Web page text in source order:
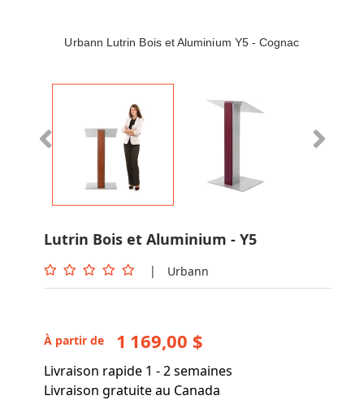
Urbann Lutrin Bois et Aluminium Y5 - Cognac
Lutrin Bois et Aluminium - Y5
| Urbann
À partir de 1 169,00 $
Livraison rapide 1 - 2 semaines
Livraison gratuite au Canada